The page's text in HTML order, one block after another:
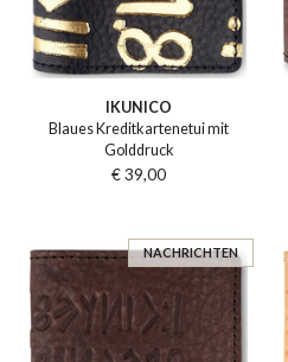
IKUNICO
Blaues Kreditkartenetui mit
Golddruck
€ 39,00
NACHRICHTEN